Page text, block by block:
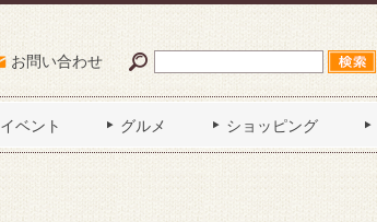
お問い合わせ
イベント グルメ ショッピング